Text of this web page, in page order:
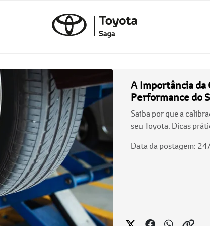
A Importância da
Performance do
Saiba por que a
seu Toyota. Dicas
Data da postagem: